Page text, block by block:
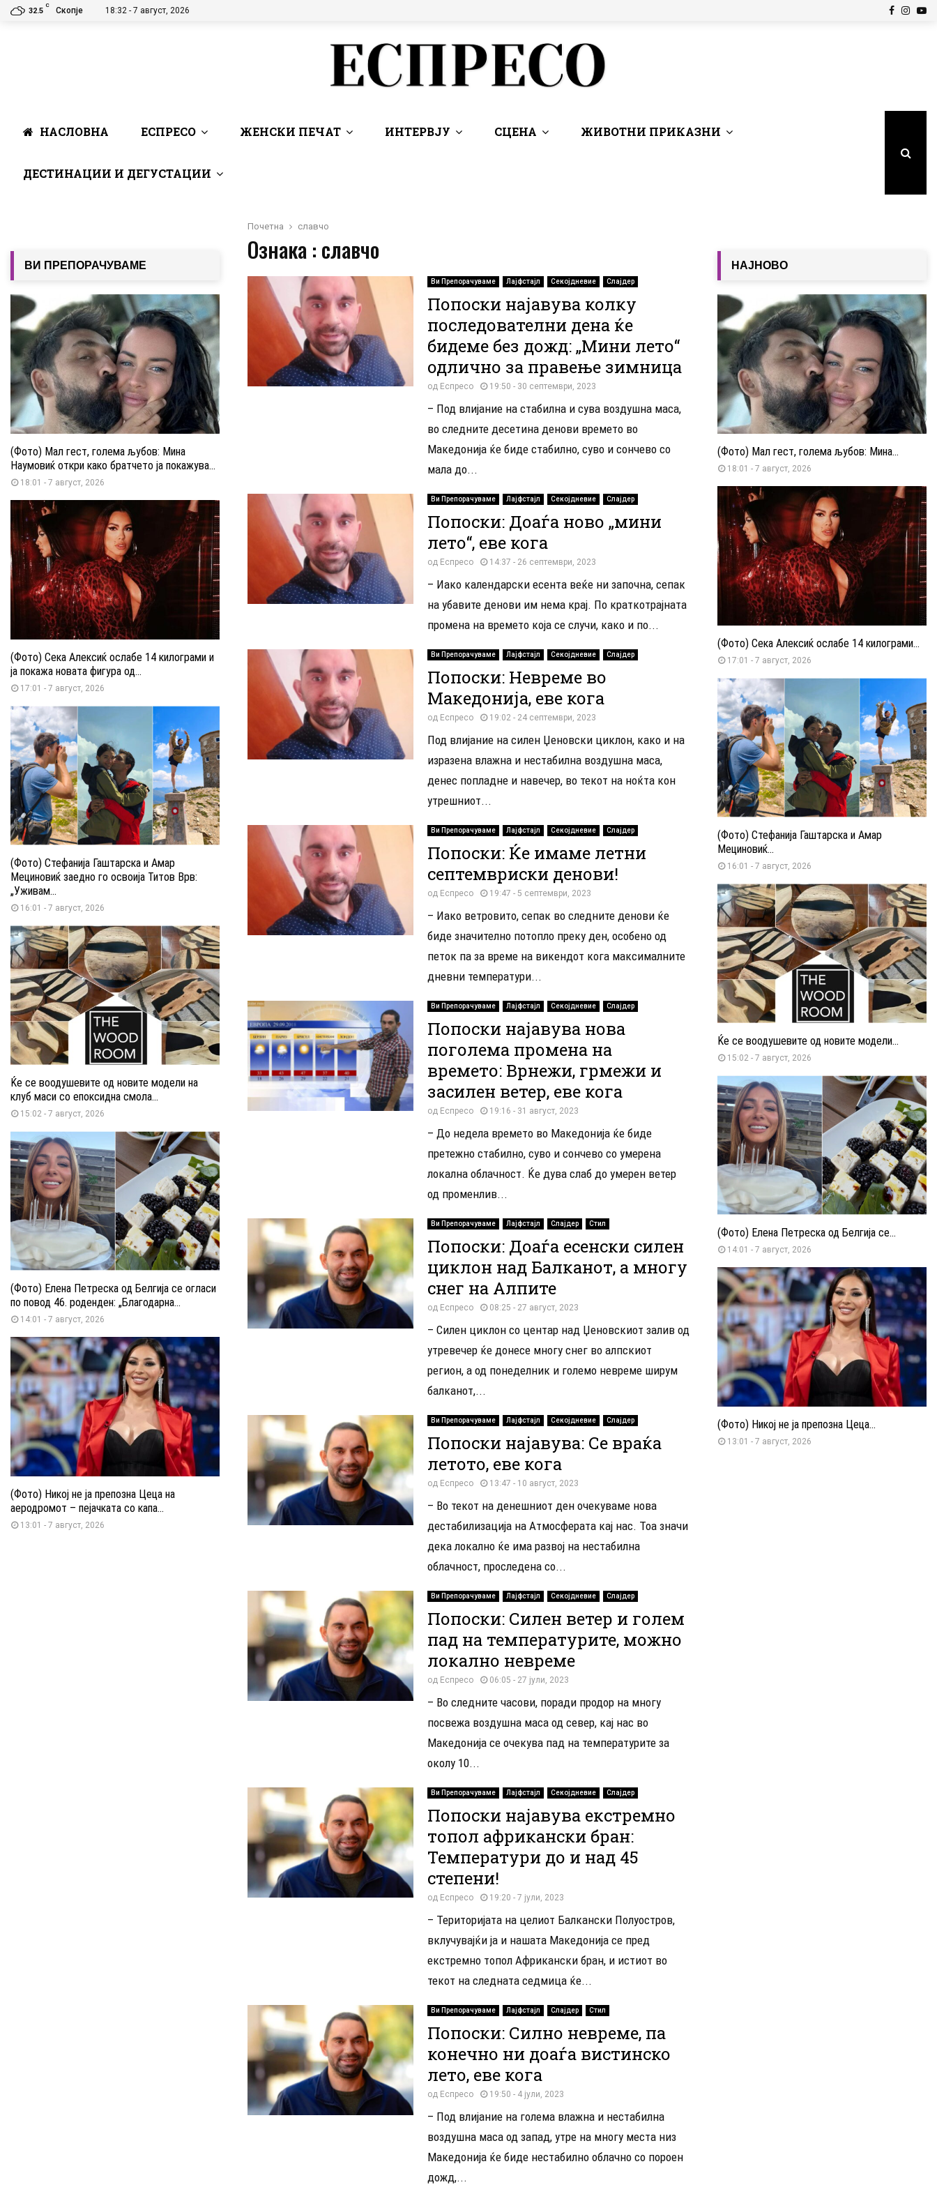
32.5
C
Скопје 18:32 - 7 август, 2026 Facebook
НАСЛОВНА ЕСПРЕСО ЖЕНСКИ ПЕЧАТ ИНТЕРВЈУ СЦЕНА ЖИВОТНИ ПРИКАЗНИ
ДЕСТИНАЦИИ И ДЕГУСТАЦИИ
Почетна славчо
Ознака : славчо
Ви Препорачуваме Лајфстајл Секојдневие Слајдер
Попоски најавува колку
последователни дена ќе
бидеме без дожд: „Мини лето“
одлично за правење зимница
од Еспресо 19:50 - 30 септември, 2023
– Под влијание на стабилна и сува воздушна маса,
во следните десeтина денови времето во
Македонија ќе биде стабилно, суво и сончево со
мала до...
Ви Препорачуваме Лајфстајл Секојдневие Слајдер
Попоски: Доаѓа ново „мини
лето“, еве кога
од Еспресо 14:37 - 26 септември, 2023
– Иако календарски есента веќе ни започна, сепак
на убавите денови им нема крај. По краткотрајната
промена на времето која се случи, како и по...
Ви Препорачуваме Лајфстајл Секојдневие Слајдер
Попоски: Невреме во
Македонија, еве кога
од Еспресо 19:02 - 24 септември, 2023
Под влијание на силен Џеновски циклон, како и на
изразена влажна и нестабилна воздушна маса,
денес попладне и навечер, во текот на ноќта кон
утрешниот...
Ви Препорачуваме Лајфстајл Секојдневие Слајдер
Попоски: Ќе имаме летни
септемвриски денови!
од Еспресо 19:47 - 5 септември, 2023
– Иако ветровито, сепак во следните денови ќе
биде значително потопло преку ден, особено од
петок па за време на викендот кога максималните
дневни температури...
Ви Препорачуваме Лајфстајл Секојдневие Слајдер
Попоски најавува нова
поголема промена на
времето: Врнежи, грмежи и
засилен ветер, еве кога
од Еспресо 19:16 - 31 август, 2023
– До недела времето во Македонија ќе биде
претежно стабилно, суво и сончево со умерена
локална облачност. Ќе дува слаб до умерен ветер
од променлив...
Ви Препорачуваме Лајфстајл Слајдер Стил
Попоски: Доаѓа есенски силен
циклон над Балканот, а многу
снег на Алпите
од Еспресо 08:25 - 27 август, 2023
– Силен циклон со центар над Џеновскиот залив од
утревечер ќе донесе многу снег во алпскиот
регион, а од понеделник и големо невреме ширум
балканот,...
Ви Препорачуваме Лајфстајл Секојдневие Слајдер
Попоски најавува: Се враќа
летото, еве кога
од Еспресо 13:47 - 10 август, 2023
– Во текот на денешниот ден очекуваме нова
дестабилизација на Атмосферата кај нас. Тоа значи
дека локално ќе има развој на нестабилна
облачност, проследена со...
Ви Препорачуваме Лајфстајл Секојдневие Слајдер
Попоски: Силен ветер и голем
пад на температурите, можно
локално невреме
од Еспресо 06:05 - 27 јули, 2023
– Во следните часови, поради продор на многу
посвежа воздушна маса од север, кај нас во
Македонија се очекува пад на температурите за
околу 10...
Ви Препорачуваме Лајфстајл Секојдневие Слајдер
Попоски најавува екстремно
топол африкански бран:
Температури до и над 45
степени!
од Еспресо 19:20 - 7 јули, 2023
– Територијата на целиот Балкански Полуостров,
вклучувајќи ја и нашата Македонија се пред
екстремно топол Африкански бран, и истиот во
текот на следната седмица ќе...
Ви Препорачуваме Лајфстајл Слајдер Стил
Попоски: Силно невреме, па
конечно ни доаѓа вистинско
лето, еве кога
од Еспресо 19:50 - 4 јули, 2023
– Под влијание на голема влажна и нестабилна
воздушна маса од запад, утре на многу места низ
Македонија ќе биде нестабилно облачно со пороен
дожд,...
ВИ ПРЕПОРАЧУВАМЕ
(Фото) Мал гест, голема љубов: Мина
Наумовиќ откри како братчето ја покажува...
18:01 - 7 август, 2026
(Фото) Сека Алексиќ ослабе 14 килограми и
ја покажа новата фигура од...
17:01 - 7 август, 2026
(Фото) Стефанија Гаштарска и Амар
Мециновиќ заедно го освоија Титов Врв:
„Уживам...
16:01 - 7 август, 2026
Ќе се воодушевите од новите модели на
клуб маси со епоксидна смола...
15:02 - 7 август, 2026
(Фото) Елена Петреска од Белгија се огласи
по повод 46. роденден: „Благодарна...
14:01 - 7 август, 2026
(Фото) Никој не ја препозна Цеца на
аеродромот – пејачката со капа...
13:01 - 7 август, 2026
НАЈНОВО
(Фото) Мал гест, голема љубов: Мина...
18:01 - 7 август, 2026
(Фото) Сека Алексиќ ослабе 14 килограми...
17:01 - 7 август, 2026
(Фото) Стефанија Гаштарска и Амар
Мециновиќ...
16:01 - 7 август, 2026
Ќе се воодушевите од новите модели...
15:02 - 7 август, 2026
(Фото) Елена Петреска од Белгија се...
14:01 - 7 август, 2026
(Фото) Никој не ја препозна Цеца...
13:01 - 7 август, 2026